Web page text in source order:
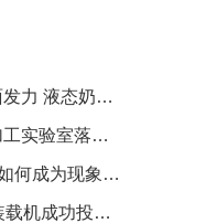
蒙牛牛奶：品牌渠道产品全面发力 液态奶基本盘稳了
乳业唯一！国家级乳品精深加工实验室落地蒙牛，以科研实力引领行业升级
不止于面：白象“奇妙面工厂”如何成为现象级情绪地标？
现代牧业集团首批20台电动装载机成功投运，开启绿色牧场新纪元